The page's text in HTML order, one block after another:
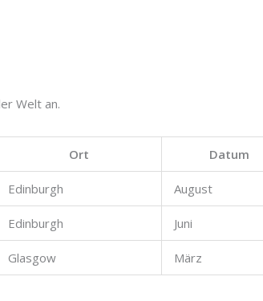
Welt an.
Ort Datum
Edinburgh August
Edinburgh Juni
Glasgow März